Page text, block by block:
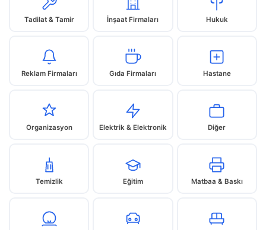
Tadilat & Tamir İnşaat Firmaları Hukuk
Reklam Firmaları Gıda Firmaları Hastane
Organizasyon Elektrik & Elektronik Diğer
Temizlik Eğitim Matbaa & Baskı